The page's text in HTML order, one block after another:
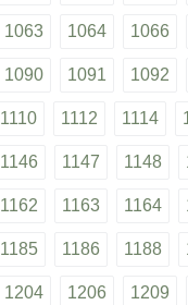
1063 1064 1066
1090 1091 1092
1110 1112 1114
1146 1147 1148
1162 1163 1164
1185 1186 1188
1204 1206 1209